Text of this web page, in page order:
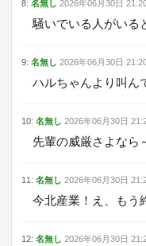
8: 名無し 2026年06月30日
騒いでいる人がいる
9: 名無し 2026年06月30日
ハルちゃんより叫ん
10: 名無し 2026年06月30日
先輩の威厳さよなら
11 : 名無し 2026年06月30日
今北産業！え、もう
12: 名無し 2026年06月30日